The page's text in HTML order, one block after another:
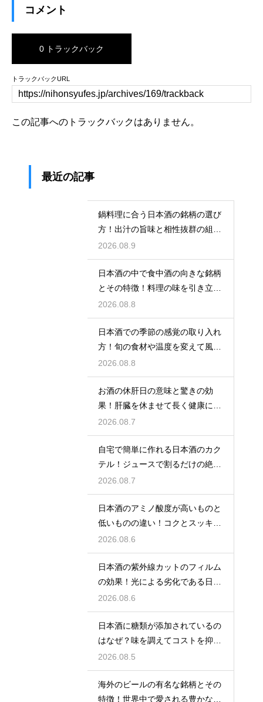
コメント
0 トラックバック
トラックバックURL
この記事へのトラックバックはありません。
最近の記事
鍋料理に合う日本酒の銘柄の選び
方！出汁の旨味と相性抜群の組み
合わせ
2026.08.9
日本酒の中で食中酒の向きな銘柄
とその特徴！料理の味を引き立て
る名脇役
2026.08.8
日本酒での季節の感覚の取り入れ
方！旬の食材や温度を変えて風情
を楽しむ
2026.08.8
お酒の休肝日の意味と驚きの効
果！肝臓を休ませて長く健康に楽
しむ
2026.08.7
自宅で簡単に作れる日本酒のカク
テル！ジュースで割るだけの絶品
アレンジ
2026.08.7
日本酒のアミノ酸度が高いものと
低いものの違い！コクとスッキリ
感を左右
2026.08.6
日本酒の紫外線カットのフィルム
の効果！光による劣化である日光
臭を防ぐ
2026.08.6
日本酒に糖類が添加されているの
はなぜ？味を調えてコストを抑え
る手法
2026.08.5
海外のビールの有名な銘柄とその
特徴！世界中で愛される豊かな味